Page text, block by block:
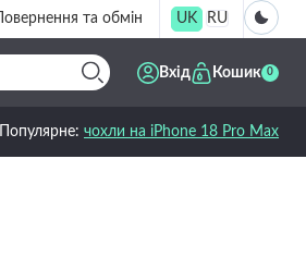
Повернення та обмін UK RU
Вхід Кошик 0
Популярне: чохли на iPhone 18 Pro Max